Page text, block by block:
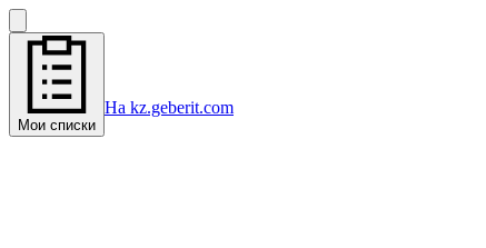
Мои списки
На kz.geberit.com